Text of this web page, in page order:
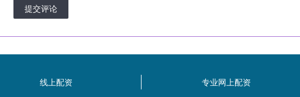
提交评论
线上配资 专业网上配资